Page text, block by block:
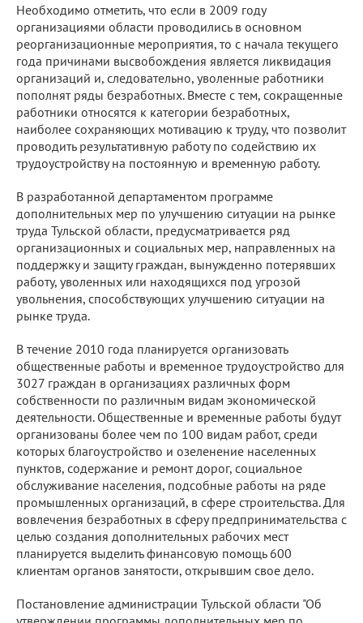
Необходимо отметить, что если в 2009 году
организациями области проводились в основном
реорганизационные мероприятия, то с начала текущего
года причинами высвобождения является ликвидация
организаций и, следовательно, уволенные работники
пополнят ряды безработных. Вместе с тем, сокращенные
работники относятся к категории безработных,
наиболее сохраняющих мотивацию к труду, что позволит
проводить результативную работу по содействию их
трудоустройству на постоянную и временную работу.
В разработанной департаментом программе
дополнительных мер по улучшению ситуации на рынке
труда Тульской области, предусматривается ряд
организационных и социальных мер, направленных на
поддержку и защиту граждан, вынужденно потерявших
работу, уволенных или находящихся под угрозой
увольнения, способствующих улучшению ситуации на
рынке труда.
В течение 2010 года планируется организовать
общественные работы и временное трудоустройство для
3027 граждан в организациях различных форм
собственности по различным видам экономической
деятельности. Общественные и временные работы будут
организованы более чем по 100 видам работ, среди
которых благоустройство и озеленение населенных
пунктов, содержание и ремонт дорог, социальное
обслуживание населения, подсобные работы на ряде
промышленных организаций, в сфере строительства. Для
вовлечения безработных в сферу предпринимательства с
целью создания дополнительных рабочих мест
планируется выделить финансовую помощь 600
клиентам органов занятости, открывшим свое дело.
Постановление администрации Тульской области "Об